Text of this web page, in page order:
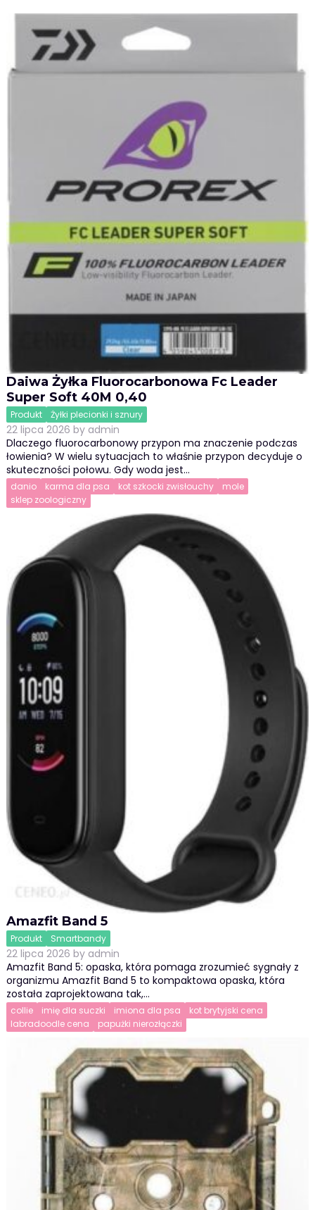
Daiwa Żyłka Fluorocarbonowa Fc Leader
Super Soft 40M 0,40
Produkt Żyłki plecionki i sznury
22 lipca 2026 by admin
Dlaczego fluorocarbonowy przypon ma znaczenie podczas
łowienia? W wielu sytuacjach to właśnie przypon decyduje o
skuteczności połowu. Gdy woda jest…
danio karma dla psa kot szkocki zwisłouchy
mole
sklep zoologiczny
Amazfit Band 5
Produkt Smartbandy
22 lipca 2026 by admin
Amazfit Band 5: opaska, która pomaga zrozumieć sygnały z
organizmu Amazfit Band 5 to kompaktowa opaska, która
została zaprojektowana tak,…
collie imię dla suczki imiona dla psa
kot brytyjski cena
labradoodle cena
papużki nierozłączki